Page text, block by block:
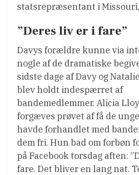
statsrepræsentant i Missouri,
”Deres liv er i fare”
Davys forældre kunne via
nogle af de dramatiske
sidste dage af Davy og
blev holdt indespærret af
bandemedlemmer. Alicia
forgæves prøvet af få de
havde forhandlet med
dem fri. Hun bad om forbøn
på Facebook torsdag aften:
fare. Det bliver en lang nat.